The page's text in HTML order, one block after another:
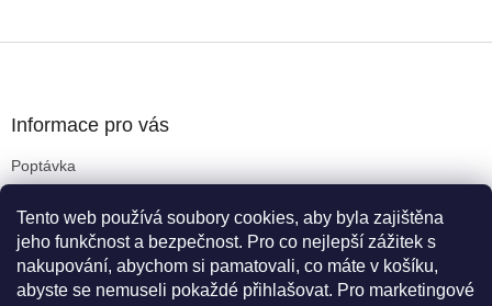
Tento web používá soubory cookies, aby byla zajištěna
jeho funkčnost a bezpečnost. Pro co nejlepší zážitek s
nakupování, abychom si pamatovali, co máte v košíku,
abyste se nemuseli pokaždé přihlašovat. Pro marketingové
Informace pro vás
Poptávka
Podmínky ochrany osobních údajů
Reklamační řád
Kritéria pro výběr koleček